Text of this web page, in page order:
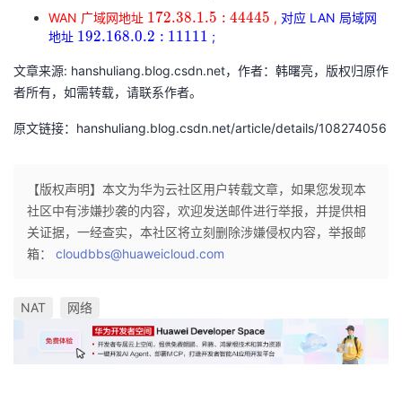
172.38.1.5:44444
22222
192.168.0.3:22222
WAN 广域网地址 172.38.1.5
:
172.38.1.5:44445
172.38.1.5 : 44445 , 对应 LAN 局域网
地址 192.168.0.2
11111
192.168.0.2:11111
192.168.0.2 : 11111 ;
文章来源: hanshuliang.blog.csdn.net，作者：韩曙亮，版权归原作
者所有，如需转载，请联系作者。
原文链接：hanshuliang.blog.csdn.net/article/details/108274056
【版权声明】本文为华为云社区用户转载文章，如果您发现本
社区中有涉嫌抄袭的内容，欢迎发送邮件进行举报，并提供相
关证据，一经查实，本社区将立刻删除涉嫌侵权内容，举报邮
箱： cloudbbs@huaweicloud.com
NAT 网络